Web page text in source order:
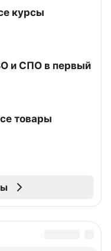
курсы
и СПО в первый
товары